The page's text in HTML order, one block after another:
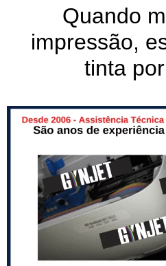
Quando
impressão,
tinta